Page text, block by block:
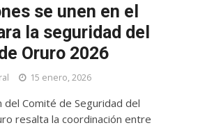
se unen en el
la seguridad del
Oruro 2026
15 enero, 2026
del Comité de Seguridad del
resalta la coordinación entre